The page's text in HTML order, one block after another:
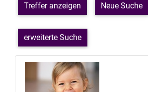
Treffer anzeigen Neue Suche
erweiterte Suche